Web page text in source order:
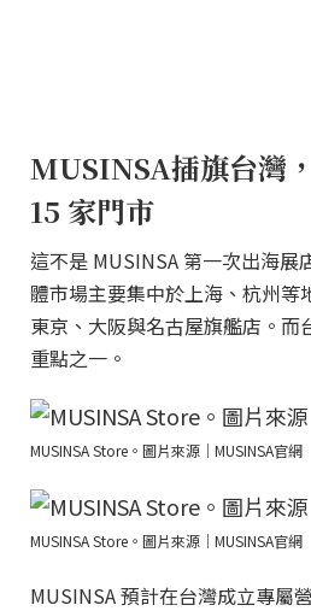
MUSINSA插旗台灣
15 家門市
這不是 MUSINSA 第一次出海展
體市場主要集中於上海、杭州等
東京、大阪與名古屋旗艦店。而
重點之一。
MUSINSA Store。圖片來源｜MUSINSA官網
MUSINSA Store。圖片來源｜MUSINSA官網
MUSINSA 預計在台灣成立專屬